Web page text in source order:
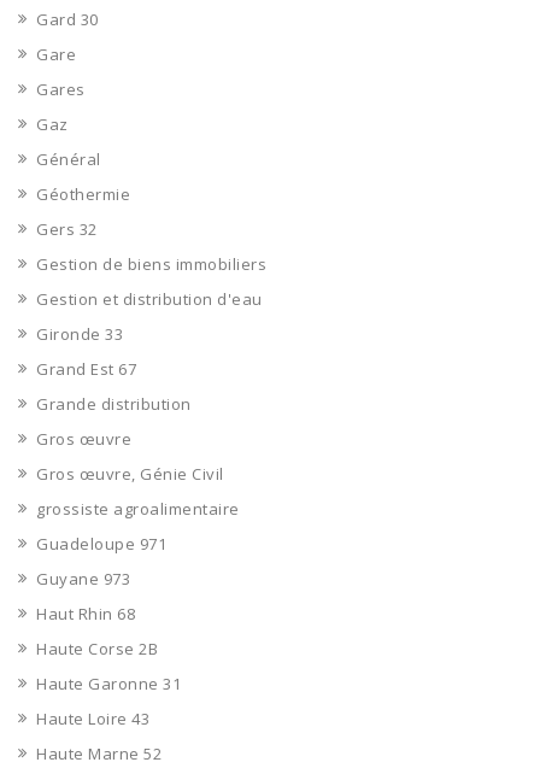
Gard 30
Gare
Gares
Gaz
Général
Géothermie
Gers 32
Gestion de biens immobiliers
Gestion et distribution d'eau
Gironde 33
Grand Est 67
Grande distribution
Gros œuvre
Gros œuvre, Génie Civil
grossiste agroalimentaire
Guadeloupe 971
Guyane 973
Haut Rhin 68
Haute Corse 2B
Haute Garonne 31
Haute Loire 43
Haute Marne 52